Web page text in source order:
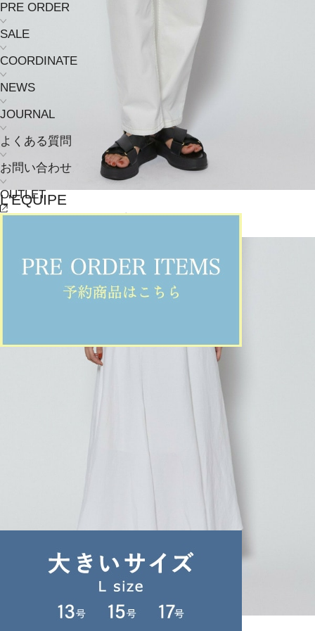
PRE ORDER
SALE
COORDINATE
NEWS
JOURNAL
よくある質問
お問い合わせ
OUTLET
L'EQUIPE
デニムパンツ(でにむぱんつ) /